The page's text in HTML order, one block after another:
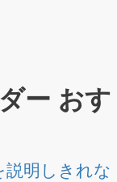
ー おす
説明しきれな